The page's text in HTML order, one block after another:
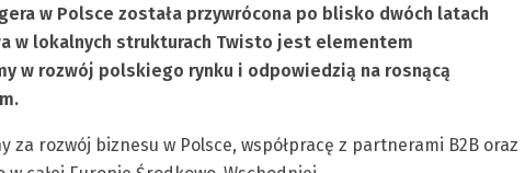
w Polsce została przywrócona po blisko dwóch latach
w lokalnych strukturach Twisto jest elementem
w rozwój polskiego rynku i odpowiedzią na rosnącą
za rozwój biznesu w Polsce, współpracę z partnerami B2B oraz